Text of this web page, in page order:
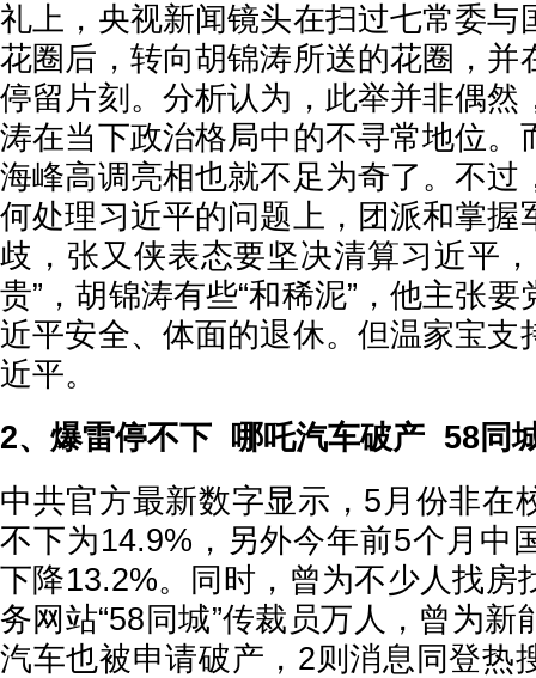
礼上，央视新闻镜头在扫过七常委与
花圈后，转向胡锦涛所送的花圈，并
停留片刻。分析认为，此举并非偶然
涛在当下政治格局中的不寻常地位。
海峰高调亮相也就不足为奇了。不过
何处理习近平的问题上，团派和掌握
歧，张又侠表态要坚决清算习近平
贵”，胡锦涛有些“和稀泥”，他主张
近平安全、体面的退休。但温家宝支
近平。
2、爆雷停不下 哪吒汽车破产 58同
中共官方最新数字显示，5月份非在
不下为14.9%，另外今年前5个月中
下降13.2%。同时，曾为不少人找房
务网站“58同城”传裁员万人，曾为
汽车也被申请破产，2则消息同登热